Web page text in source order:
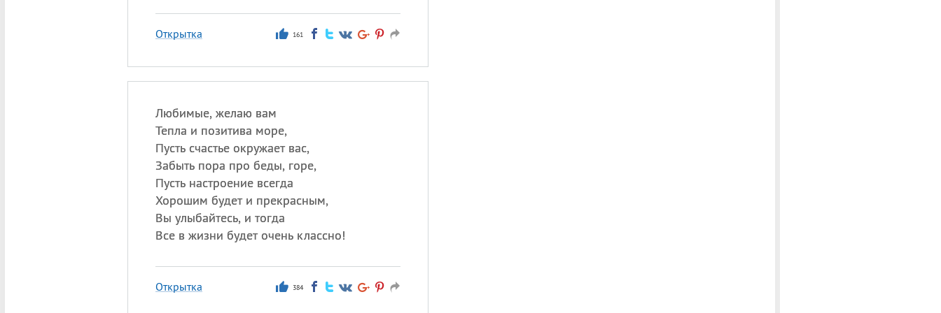
Открытка 161
Любимые, желаю вам
Тепла и позитива море,
Пусть счастье окружает вас,
Забыть пора про беды, горе,
Пусть настроение всегда
Хорошим будет и прекрасным,
Вы улыбайтесь, и тогда
Все в жизни будет очень классно!
Открытка 384